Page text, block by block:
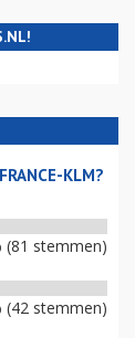
KLM?
(81 stemmen)
(42 stemmen)